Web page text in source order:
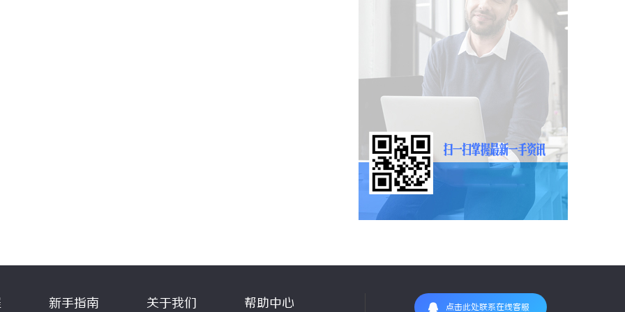
新手指南 关于我们 帮助中心 点击此处联系在线客服